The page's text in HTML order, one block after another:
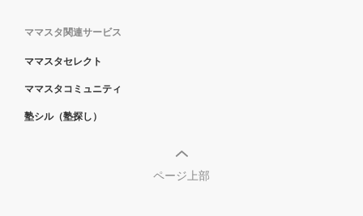
ママスタ関連サービス
ママスタセレクト
ママスタコミュニティ
塾シル（塾探し）
ページ上部